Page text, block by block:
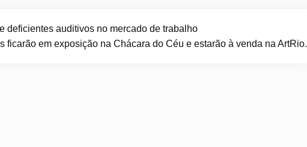
deficientes auditivos no mercado de trabalho
ficarão em exposição na Chácara do Céu e estarão à venda na ArtRio.